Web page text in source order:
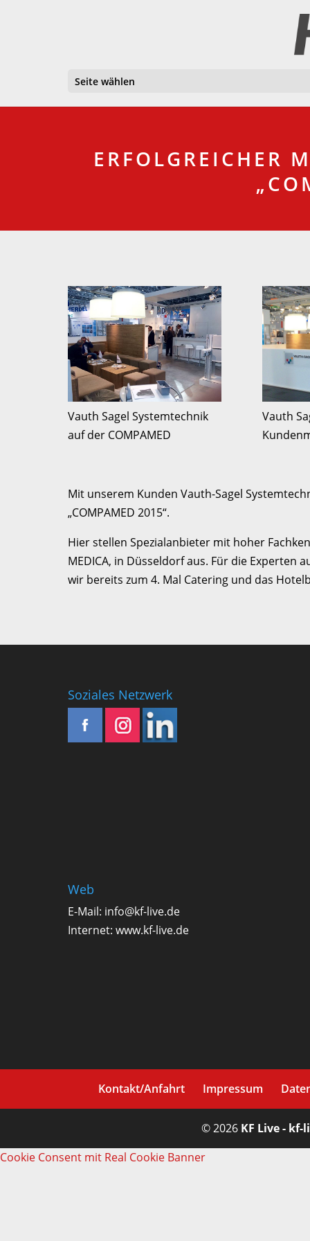
Seite wählen
ERFOLGREICHER
Vauth Sagel Systemtechnik
auf der COMPAMED
Vauth
Mit unserem Kunden Vauth-Sagel
„COMPAMED 2015“.
Hier stellen Spezialanbieter mit hoher
MEDICA, in Düsseldorf aus. Für die Experten
wir bereits zum 4. Mal Catering und das
Soziales Netzwerk
Web
E-Mail: info@kf-live.de
Internet: www.kf-live.de
Kontakt/Anfahrt Impressum
© 2026 KF Live - kf-
Cookie Consent mit Real Cookie Banner